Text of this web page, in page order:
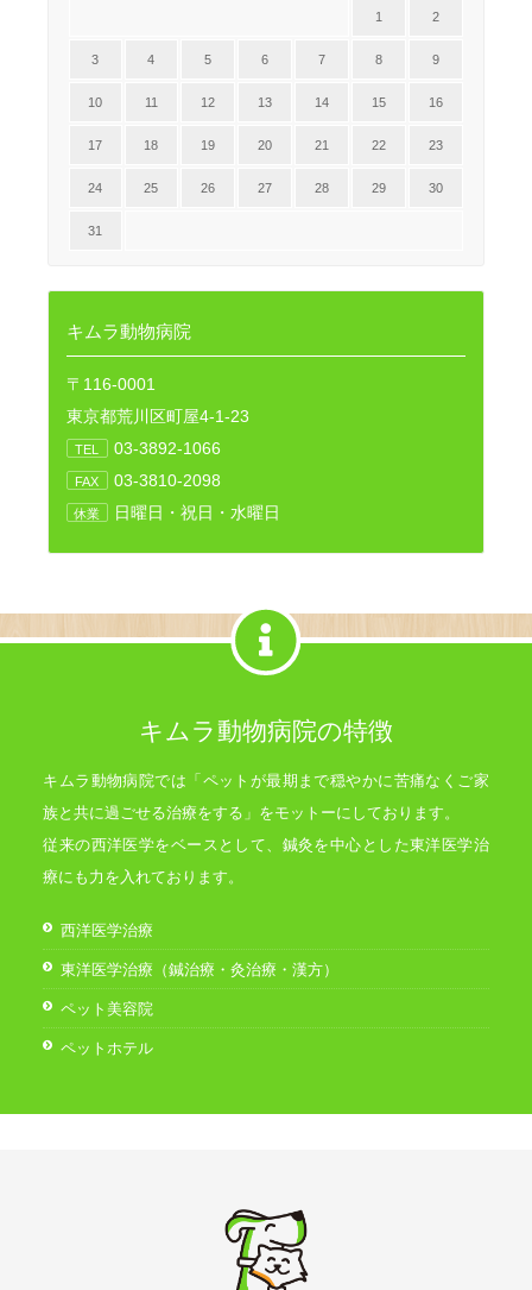
1 2
3 4 5 6 7 8 9
10 11 12 13 14 15 16
17 18 19 20 21 22 23
24 25 26 27 28 29 30
31
キムラ動物病院
〒116-0001
東京都荒川区町屋4-1-23
TEL 03-3892-1066
FAX 03-3810-2098
休業 日曜日・祝日・水曜日
キムラ動物病院の特徴
キムラ動物病院では「ペットが最期まで穏やかに苦痛なくご家
族と共に過ごせる治療をする」をモットーにしております。
従来の西洋医学をベースとして、鍼灸を中心とした東洋医学治
療にも力を入れております。
西洋医学治療
東洋医学治療（鍼治療・灸治療・漢方）
ペット美容院
ペットホテル